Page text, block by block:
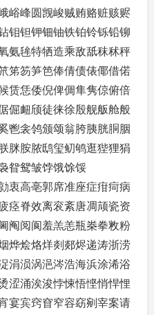
峪峰圆觊峻贼贿赂赃赅赆
钼钽钾钿铀铁铂铃铄铅铆
氨毪特牺造乘敌舐秣秫秤
笫笏笋笆俸倩债俵倻借偌
赁恁倭倪俾倜隼隽倞俯倍
倔衄颀徒徕徐殷舰舨舱般
鬯衾鸰颁颂翁胯胰胱胴胭
脒胺脓鸱玺鱽鸲逛狴狸狷
眢鸳皱饽饿馀馁
衷高亳郭席准座症疳疴病
痉脊效离衮紊唐凋颃瓷资
阄阅阆羞羔恙瓶桊拳敉粉
烨烩烙烊剡郯烬递涛浙涝
涓涢涡浥涔浩海浜涂浠浴
涩涌涘浚悖悚悟悭悄悍悝
宴宾窍窅窄容窈剜宰案请